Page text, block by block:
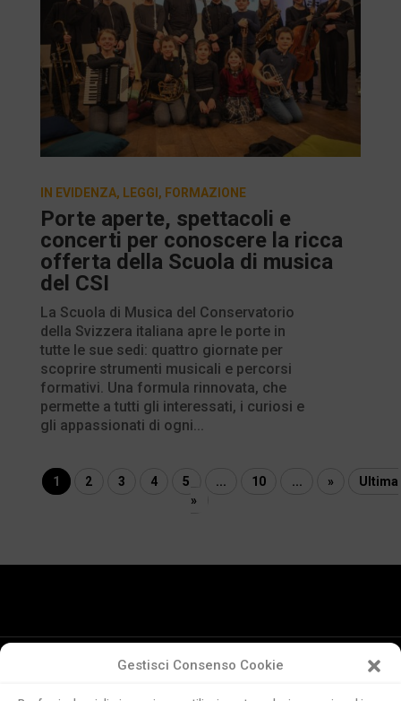
Gestisci Consenso Cookie
Porte aperte, spettacoli e
concerti per conoscere la ricca
offerta della Scuola di musica
del CSI
IN EVIDENZA, LEGGI , FORMAZIONE
La Scuola di Musica del Conservatorio
della Svizzera italiana apre le porte in
tutte le sue sedi: quattro giornate per
scoprire strumenti musicali e percorsi
formativi. Una formula rinnovata, che
permette a tutti gli interessati, i curiosi e
gli appassionati di ogni...
1 2 3 4 5 ... 10 ... »
Ultima
»